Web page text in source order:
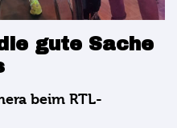
gute Sache
beim RTL-